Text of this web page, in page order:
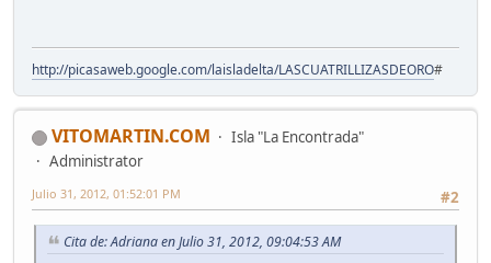
http://picasaweb.google.com/laisladelta/LASCUATRILLIZASDEORO#
VITOMARTIN.COM
Isla "La Encontrada"
Administrator
#2
Julio 31, 2012, 01:52:01 PM
Cita de: Adriana en Julio 31, 2012, 09:04:53 AM